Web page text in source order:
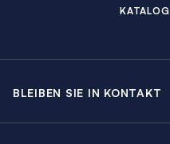
BLEIBEN SIE IN KONTAKT